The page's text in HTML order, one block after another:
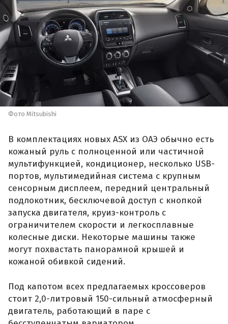
Фото Mitsubishi
В комплектациях новых ASX из ОАЭ обычно есть
кожаный руль с полноценной или частичной
мультифункцией, кондиционер, несколько USB-
портов, мультимедийная система с крупным
сенсорным дисплеем, передний центральный
подлокотник, бесключевой доступ с кнопкой
запуска двигателя, круиз-контроль с
ограничителем скорости и легкосплавные
колесные диски. Некоторые машины также
могут похвастать панорамной крышей и
кожаной обивкой сидений.
Под капотом всех предлагаемых кроссоверов
стоит 2,0-литровый 150-сильный атмосферный
двигатель, работающий в паре с